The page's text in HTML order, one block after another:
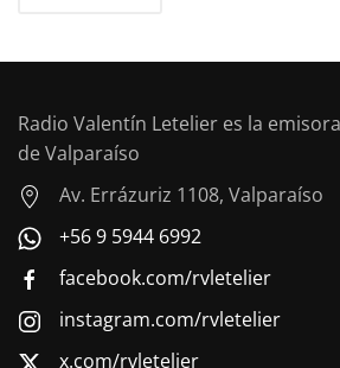
Radio Valentín Letelier es la
de Valparaíso
Av. Errázuriz 1108, Valparaíso
+56 9 5944 6992
facebook.com/rvletelier
instagram.com/rvletelier
x.com/rvletelier